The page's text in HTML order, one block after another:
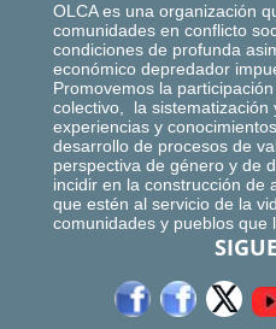
OLCA es una organización
comunidades en conflicto
condiciones de profunda
económico depredador
Promovemos la
colectivo, la sistematización
experiencias y
desarrollo de procesos de
perspectiva de género y de
incidir en la construcción de
que estén al servicio de la
comunidades y pueblos que